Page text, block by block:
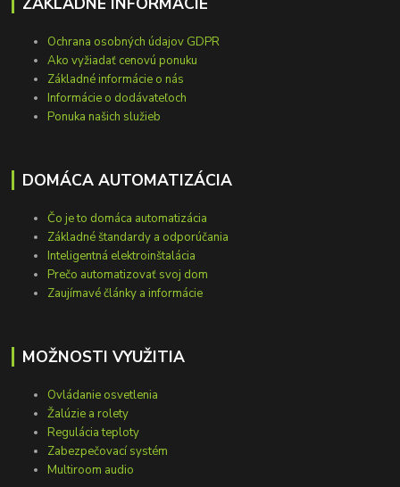
Ochrana osobných údajov GDPR
Ako vyžiadať cenovú ponuku
Základné informácie o nás
Informácie o dodávateľoch
Ponuka našich služieb
DOMÁCA AUTOMATIZÁCIA
Čo je to domáca automatizácia
Základné štandardy a odporúčania
Inteligentná elektroinštalácia
Prečo automatizovať svoj dom
Zaujímavé články a informácie
MOŽNOSTI VYUŽITIA
Ovládanie osvetlenia
Žalúzie a rolety
Regulácia teploty
Zabezpečovací systém
Multiroom audio